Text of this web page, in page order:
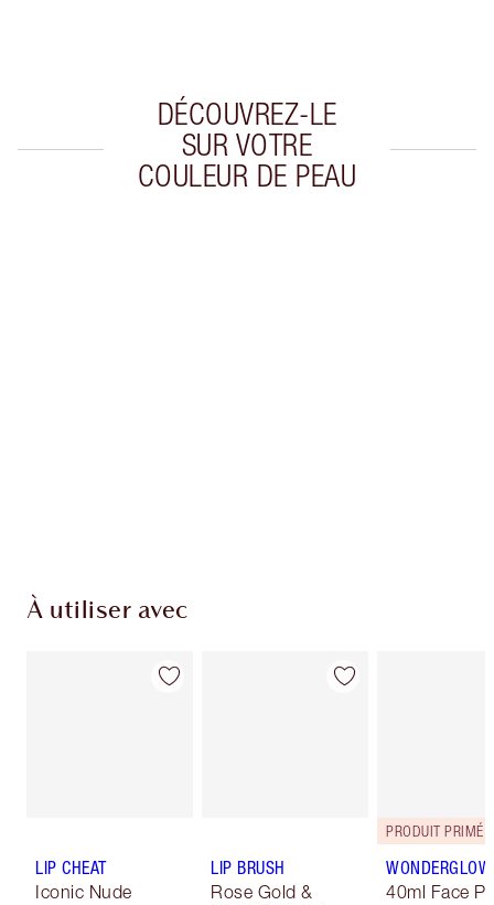
DÉCOUVREZ-LE
SUR VOTRE
COULEUR DE PEAU
À utiliser avec
LIP CHEAT
Iconic Nude
LIP BRUSH
Rose Gold &
PRODUIT PRIMÉ
WONDERGLOW
40ml Face